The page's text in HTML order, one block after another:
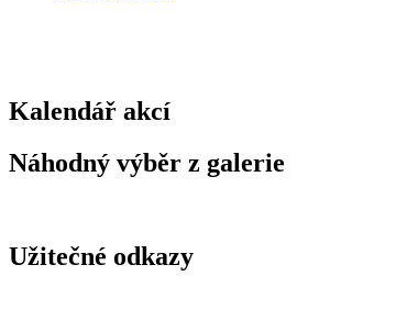
Kalendář akcí
Náhodný výběr z galerie
Užitečné odkazy